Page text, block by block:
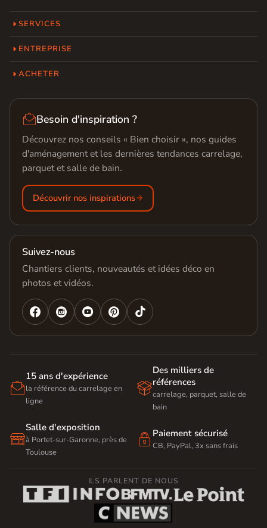
SERVICES
ENTREPRISE
ACHETER
Besoin d'inspiration ?
Découvrez nos conseils « Bien choisir », nos guides
d'aménagement et les dernières tendances carrelage,
parquet et salle de bain.
Découvrir nos inspirations
Suivez-nous
Chantiers clients, nouveautés et idées déco en
photos et vidéos.
   

15 ans d'expérience
la référence du carrelage en
ligne

Des milliers de
références
carrelage, parquet, salle de
bain

Salle d'exposition
à Portet-sur-Garonne, près de
Toulouse
 Paiement sécurisé
CB, PayPal, 3x sans frais
ILS PARLENT DE NOUS